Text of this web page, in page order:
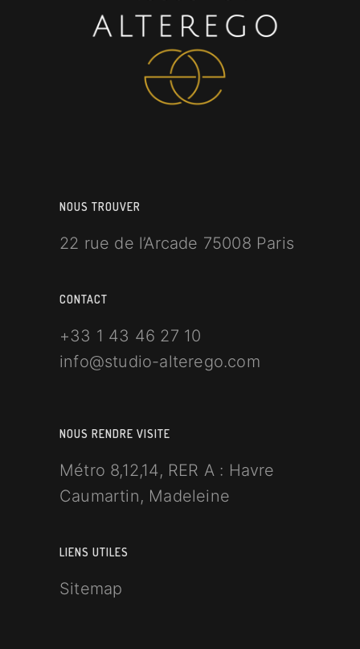
NOUS TROUVER
22 rue de l’Arcade 75008 Paris
CONTACT
+33 1 43 46 27 10
info@studio-alterego.com
NOUS RENDRE VISITE
Métro 8,12,14, RER A : Havre
Caumartin, Madeleine
LIENS UTILES
Sitemap